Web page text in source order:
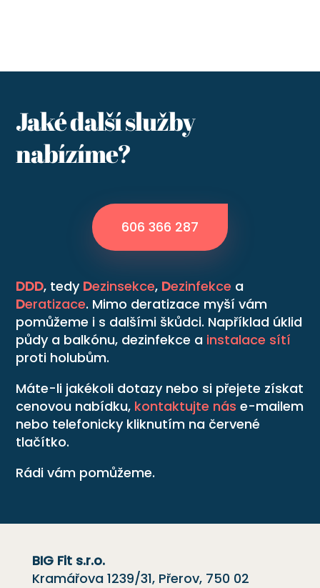
Jaké další služby
nabízíme?
606 366 287
DDD, tedy Dezinsekce, Dezinfekce a
Deratizace. Mimo deratizace myší vám
pomůžeme i s dalšími škůdci. Například úklid
půdy a balkónu, dezinfekce a instalace sítí
proti holubům.
Máte-li jakékoli dotazy nebo si přejete získat
cenovou nabídku, kontaktujte nás e-mailem
nebo telefonicky kliknutím na červené
tlačítko.
Rádi vám pomůžeme.
BIG Fit s.r.o.
Kramářova 1239/31, Přerov, 750 02